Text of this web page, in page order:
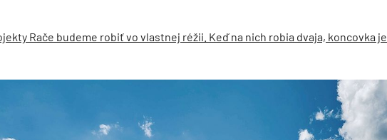
Rače budeme robiť vo vlastnej réžii. Keď na nich robia dvaja, koncovka je